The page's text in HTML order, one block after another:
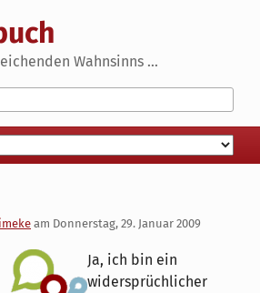
Wahnsinns ...
am Donnerstag, 29. Januar 2009
Ja, ich bin ein
widersprüchlicher